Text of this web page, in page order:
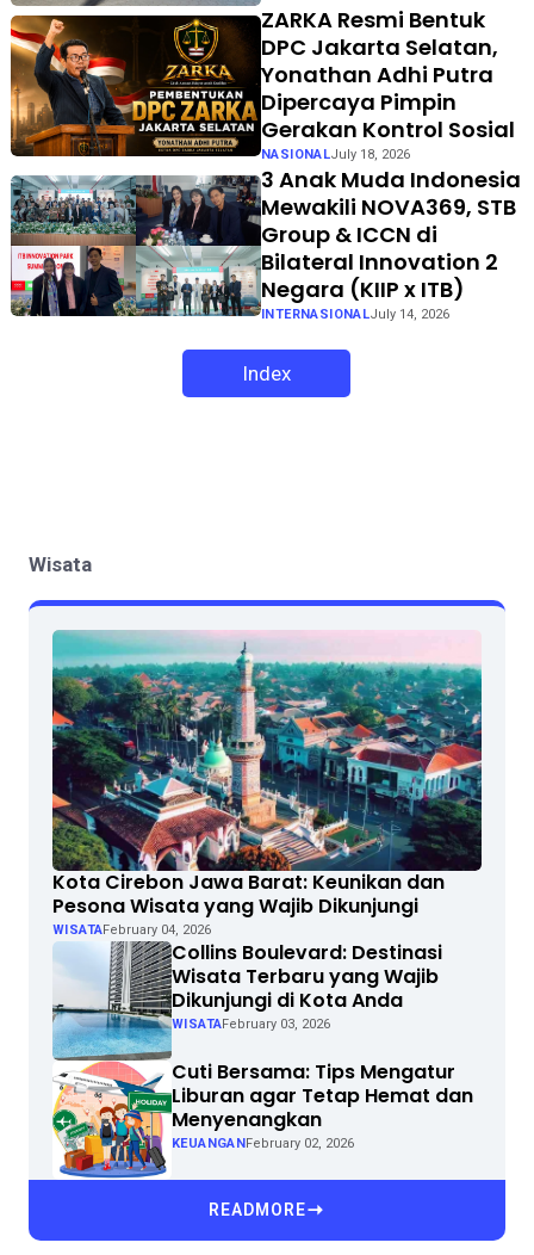
ZARKA Resmi Bentuk
DPC Jakarta Selatan,
Yonathan Adhi Putra
Dipercaya Pimpin
Gerakan Kontrol Sosial
NASIONALJuly 18, 2026
3 Anak Muda Indonesia
Mewakili NOVA369, STB
Group & ICCN di
Bilateral Innovation 2
Negara (KIIP x ITB)
INTERNASIONALJuly 14, 2026
Index
Wisata
Kota Cirebon Jawa Barat: Keunikan dan
Pesona Wisata yang Wajib Dikunjungi
WISATAFebruary 04, 2026
Collins Boulevard: Destinasi
Wisata Terbaru yang Wajib
Dikunjungi di Kota Anda
WISATAFebruary 03, 2026
Cuti Bersama: Tips Mengatur
Liburan agar Tetap Hemat dan
Menyenangkan
KEUANGAN February 02, 2026
READMORE